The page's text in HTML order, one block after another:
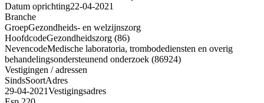
Datum oprichting22-04-2021
Branche
GroepGezondheids- en welzijnszorg
HoofdcodeGezondheidszorg (86)
NevencodeMedische laboratoria, trombodediensten en overig
behandelingsondersteunend onderzoek (86924)
Vestigingen / adressen
SindsSoortAdres
29-04-2021Vestigingsadres